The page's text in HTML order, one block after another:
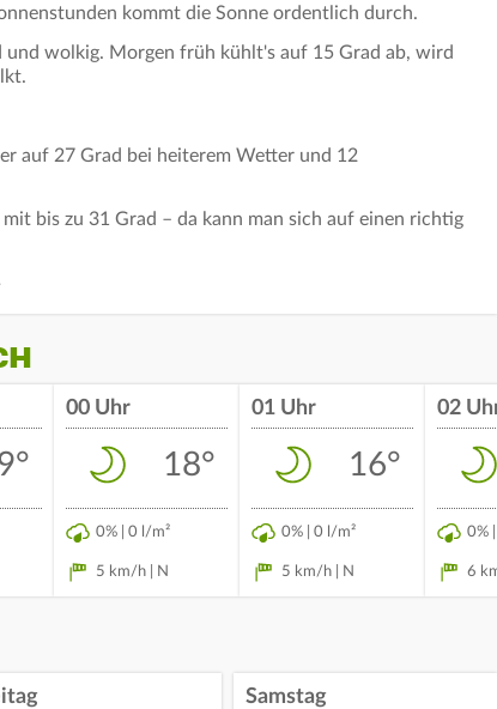
kommt die Sonne ordentlich durch.
und wolkig. Morgen früh kühlt's auf 15 Grad ab, wird
auf 27 Grad bei heiterem Wetter und 12
bis zu 31 Grad – da kann man sich auf einen richtig
00 Uhr
18°
0% | 0 l/m²
5 km/h | N
01 Uhr
16°
0% | 0 l/m²
5 km/h | N
02
0% |
6
Samstag